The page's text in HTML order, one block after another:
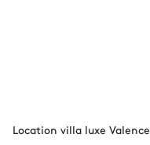
Location villa luxe Valence